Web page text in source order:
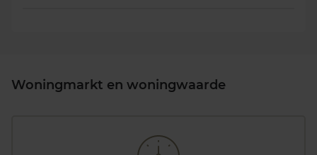
Woningmarkt en woningwaarde